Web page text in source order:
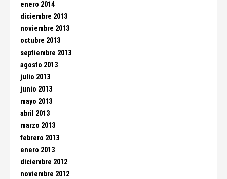
enero 2014
diciembre 2013
noviembre 2013
octubre 2013
septiembre 2013
agosto 2013
julio 2013
junio 2013
mayo 2013
abril 2013
marzo 2013
febrero 2013
enero 2013
diciembre 2012
noviembre 2012